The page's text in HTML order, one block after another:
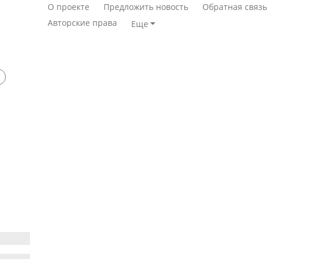
О проекте Предложить новость
Обратная связь
Авторские права
Еще